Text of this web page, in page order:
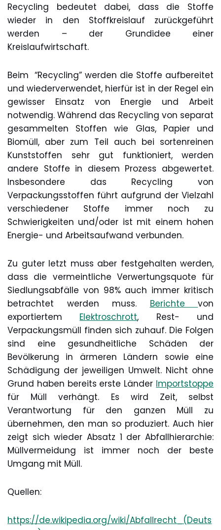
Recycling bedeutet dabei, dass die Stoffe
wieder in den Stoffkreislauf zurückgeführt
werden – der Grundidee einer
Kreislaufwirtschaft.
Beim “Recycling” werden die Stoffe aufbereitet
und wiederverwendet, hierfür ist in der Regel ein
gewisser Einsatz von Energie und Arbeit
notwendig. Während das Recycling von separat
gesammelten Stoffen wie Glas, Papier und
Biomüll, aber zum Teil auch bei sortenreinen
Kunststoffen sehr gut funktioniert, werden
andere Stoffe in diesem Prozess abgewertet.
Insbesondere das Recycling von
Verpackungsstoffen führt aufgrund der Vielzahl
verschiedener Stoffe immer noch zu
Schwierigkeiten und/oder ist mit einem hohen
Energie- und Arbeitsaufwand verbunden.
Zu guter letzt muss aber festgehalten werden,
dass die vermeintliche Verwertungsquote für
Siedlungsabfälle von 98% auch immer kritisch
betrachtet werden muss. Berichte von
exportiertem Elektroschrott, Rest- und
Verpackungsmüll finden sich zuhauf. Die Folgen
sind eine gesundheitliche Schäden der
Bevölkerung in ärmeren Ländern sowie eine
Schädigung der jeweiligen Umwelt. Nicht ohne
Grund haben bereits erste Länder Importstoppe
für Müll verhängt. Es wird Zeit, selbst
Verantwortung für den ganzen Müll zu
übernehmen, den man so produziert. Auch hier
zeigt sich wieder Absatz 1 der Abfallhierarchie:
Müllvermeidung ist immer noch der beste
Umgang mit Müll.
Quellen:
https://de.wikipedia.org/wiki/Abfallrecht_(Deuts